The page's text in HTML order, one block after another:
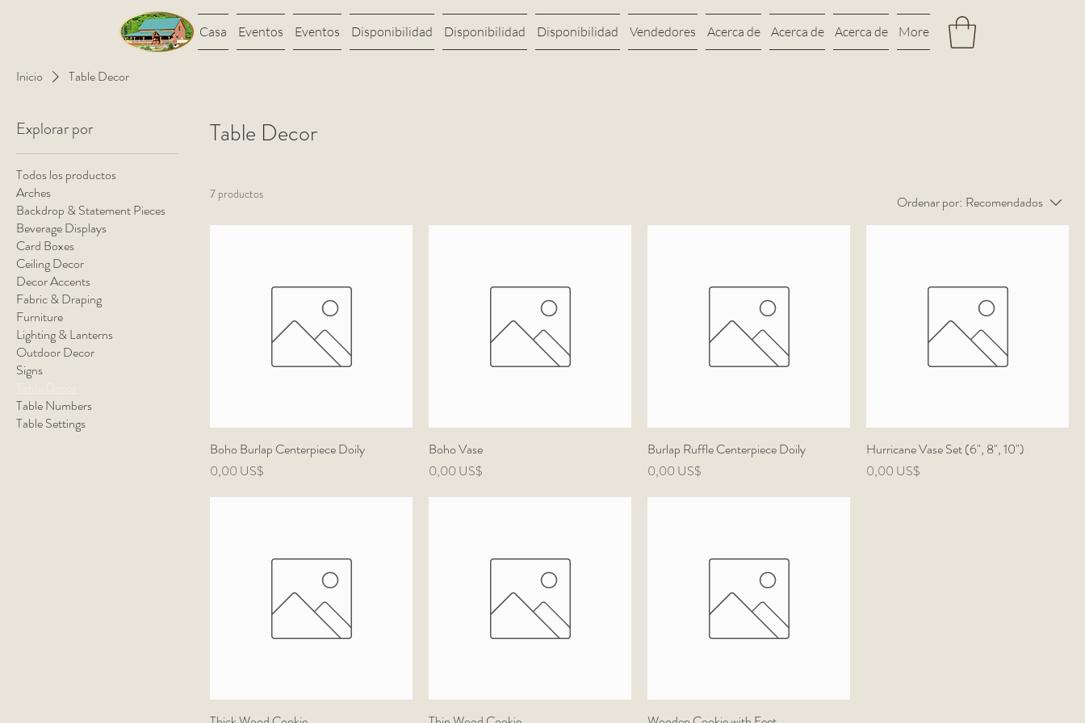
Casa Eventos Eventos Disponibilidad Disponibilidad Disponibilidad Vendedores Acerca de Acerca de Acerca de More
Inicio Table Decor
Explorar por
Todos los productos
Arches
Backdrop & Statement Pieces
Beverage Displays
Card Boxes
Ceiling Decor
Decor Accents
Fabric & Draping
Furniture
Lighting & Lanterns
Outdoor Decor
Signs
Table Numbers
Table Settings
Table Decor
7 productos Ordenar por: Recomendados
Boho Burlap Centerpiece Doily
Precio
0,00 US$
Boho Vase
Precio
0,00 US$
Burlap Ruffle Centerpiece Doily
Precio
0,00 US$
Hurricane Vase Set (6", 8", 10")
Precio
0,00 US$